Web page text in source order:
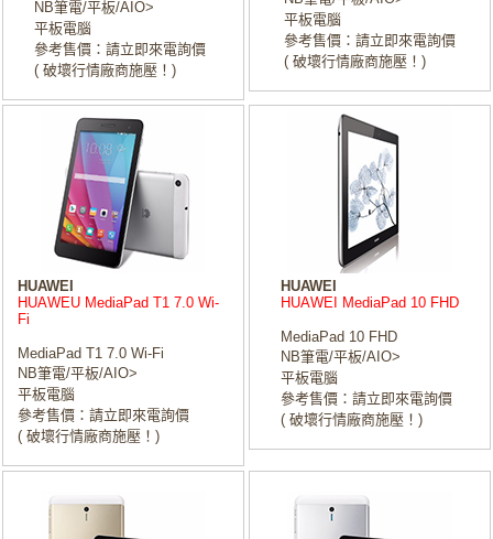
NB筆電/平板/AIO>
平板電腦
參考售價：請立即來電詢價
( 破壞行情廠商施壓！)
平板電腦
參考售價：請立即來電詢價
( 破壞行情廠商施壓！)
HUAWEI
HUAWEU MediaPad T1 7.0 Wi-
Fi
MediaPad T1 7.0 Wi-Fi
NB筆電/平板/AIO>
平板電腦
參考售價：請立即來電詢價
( 破壞行情廠商施壓！)
HUAWEI
HUAWEI MediaPad 10 FHD
MediaPad 10 FHD
NB筆電/平板/AIO>
平板電腦
參考售價：請立即來電詢價
( 破壞行情廠商施壓！)